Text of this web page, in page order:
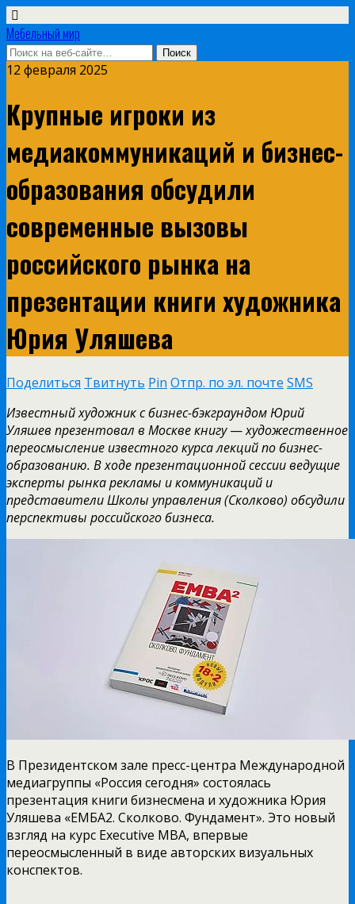
Мебельный мир
12 февраля 2025
Крупные игроки из
медиакоммуникаций и бизнес-
образования обсудили
современные вызовы
российского рынка на
презентации книги художника
Юрия Уляшева
Поделиться Твитнуть Pin Отпр. по эл. почте SMS
Известный художник с бизнес-бэкграундом Юрий
Уляшев презентовал в Москве книгу—художественное
переосмысление известного курса лекций по бизнес-
образованию. В ходе презентационной сессии ведущие
эксперты рынка рекламы и коммуникаций и
представителиШколы управления (Сколково) обсудили
перспективы российского бизнеса.
В Президентском зале пресс-центра Международной
медиагруппы «Россия сегодня» состоялась
презентация книги бизнесмена и художника Юрия
Уляшева «ЕМБА2. Сколково. Фундамент». Это новый
взгляд на курс Executive MBA, впервые
переосмысленный в виде авторских визуальных
конспектов.